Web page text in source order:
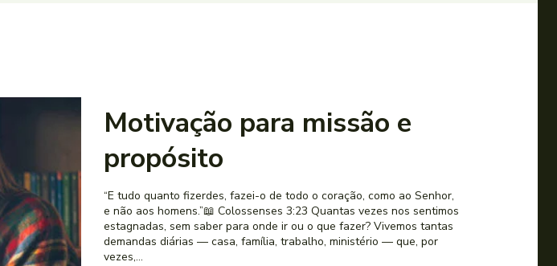
Motivação para missão e
propósito
“E tudo quanto fizerdes, fazei-o de todo o coração, como ao Senhor,
e não aos homens.”📖 Colossenses 3:23 Quantas vezes nos sentimos
estagnadas, sem saber para onde ir ou o que fazer? Vivemos tantas
demandas diárias — casa, família, trabalho, ministério — que, por
vezes,...